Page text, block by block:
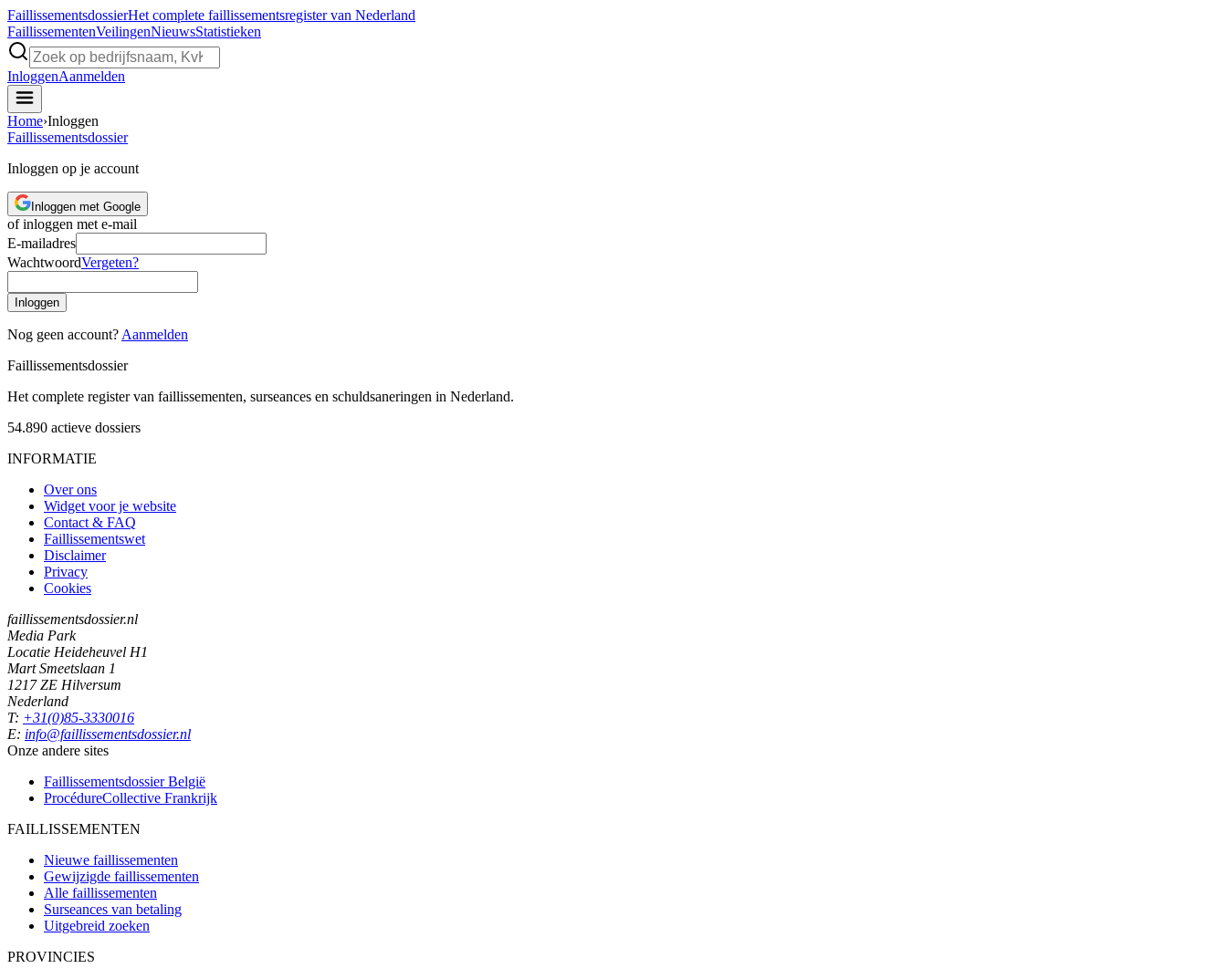
FaillissementsdossierHet complete faillissementsregister van Nederland
FaillissementenVeilingenNieuwsStatistieken
InloggenAanmelden
Home›Inloggen
Faillissementsdossier
Inloggen op je account
Inloggen met Google
of inloggen met e-mail
E-mailadres
WachtwoordVergeten?
Inloggen
Nog geen account? Aanmelden
Faillissementsdossier
Het complete register van faillissementen, surseances en schuldsaneringen in Nederland.
54.890 actieve dossiers
INFORMATIE
Over ons
Widget voor je website
Contact & FAQ
Faillissementswet
Disclaimer
Privacy
Cookies
faillissementsdossier.nl
Media Park
Locatie Heideheuvel H1
Mart Smeetslaan 1
1217 ZE Hilversum
Nederland
T: +31(0)85-3330016
E: info@faillissementsdossier.nl
Onze andere sites
Faillissementsdossier België
ProcédureCollective Frankrijk
FAILLISSEMENTEN
Nieuwe faillissementen
Gewijzigde faillissementen
Alle faillissementen
Surseances van betaling
Uitgebreid zoeken
PROVINCIES